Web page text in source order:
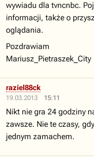
wywiadu dla tvncnbc.
informacji, także o
oglądania.
Pozdrawiam
Mariusz_Pietraszek_City
19.03.2013 15:11
raziel88ck
Nikt nie gra 24 godziny
zawsze. Nie te czasy,
jednym zamachem.